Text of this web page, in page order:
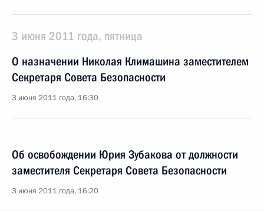
3 июня 2011 года, пятница
О назначении Николая Климашина заместителем
Секретаря Совета Безопасности
3 июня 2011 года, 16:30
Об освобождении Юрия Зубакова от должности
заместителя Секретаря Совета Безопасности
3 июня 2011 года, 16:20